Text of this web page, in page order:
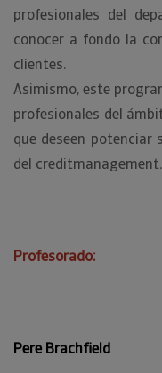
profesionales del
conocer a fondo la
clientes.
Asimismo, este
profesionales del
que deseen potenciar
del creditmanagement.
Profesorado:
Pere Brachfield